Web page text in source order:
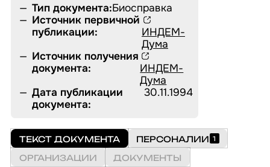
ПЕРСОНАЛИИ
ОРГАНИЗАЦИИ
ПЕРИОДИКАЛИСТОВКИ
О ПРОЕКТЕ
Тип документа:Биосправка
Источник первичной
публикации:
ИНДЕМ-
Дума
Источник получения
документа:
ИНДЕМ-
Дума
Дата публикации
документа:
30.11.1994
ТЕКСТ ДОКУМЕНТА ПЕРСОНАЛИИ 1
ОРГАНИЗАЦИИ ДОКУМЕНТЫ